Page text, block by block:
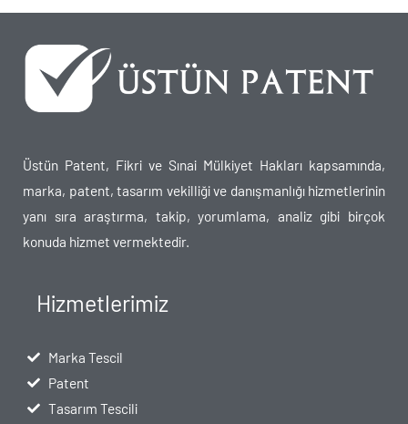
Üstün Patent, Fikri ve Sınai Mülkiyet Hakları kapsamında,
marka, patent, tasarım vekilliği ve danışmanlığı hizmetlerinin
yanı sıra araştırma, takip, yorumlama, analiz gibi birçok
konuda hizmet vermektedir.
Hizmetlerimiz
Marka Tescil
Patent
Tasarım Tescili